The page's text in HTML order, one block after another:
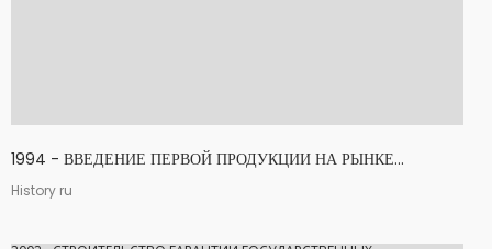
1994 - ВВЕДЕНИЕ ПЕРВОЙ ПРОДУКЦИИ НА РЫНКЕ...
History ru